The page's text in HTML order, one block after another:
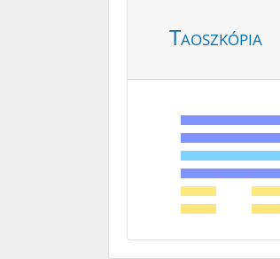
Taoszkópia